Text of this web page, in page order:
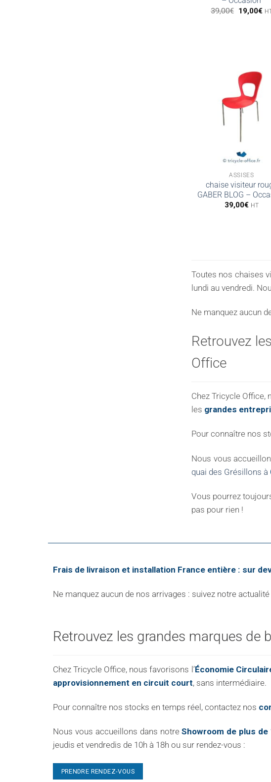
39,00€ Le
prix
19,00€Le
ASSISES
chaise visiteur
GABER BLOG –
39,00€ HT
Toutes nos chaises
lundi au vendredi.
Ne manquez aucun
Retrouvez
Office
Chez Tricycle Office,
les grandes
Pour connaître nos
Nous vous
quai des Grésillons à
Vous pourrez
pas pour rien !
Frais de livraison et installation France entière : sur
Ne manquez aucun de nos arrivages : suivez notre
Retrouvez les grandes marques de
Chez Tricycle Office, nous favorisons l’Économie
approvisionnement en circuit court, sans intermédiaire.
Pour connaître nos stocks en temps réel, contactez nos
Nous vous accueillons dans notreShowroom de plus de
jeudis et vendredis de 10h à 18h ou sur rendez-vous :
PRENDRE RENDEZ-VOUS